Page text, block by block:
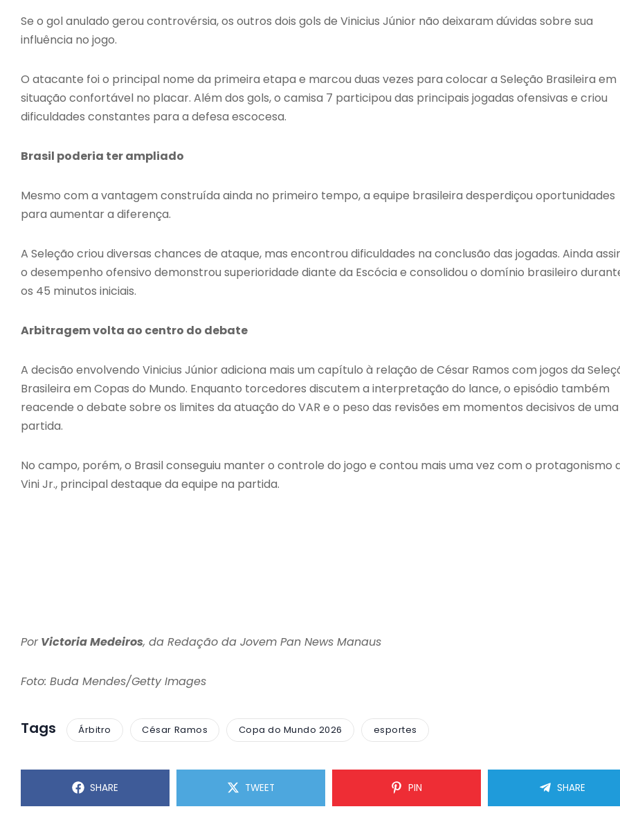
Se o gol anulado gerou controvérsia, os outros dois gols de Vinicius Júnior não deixaram dúvidas sobre sua
influência no jogo.
O atacante foi o principal nome da primeira etapa e marcou duas vezes para colocar a Seleção Brasileira em
situação confortável no placar. Além dos gols, o camisa 7 participou das principais jogadas ofensivas e criou
dificuldades constantes para a defesa escocesa.
Brasil poderia ter ampliado
Mesmo com a vantagem construída ainda no primeiro tempo, a equipe brasileira desperdiçou oportunidades
para aumentar a diferença.
A Seleção criou diversas chances de ataque, mas encontrou dificuldades na conclusão das jogadas. Ainda
o desempenho ofensivo demonstrou superioridade diante da Escócia e consolidou o domínio brasileiro
os 45 minutos iniciais.
Arbitragem volta ao centro do debate
A decisão envolvendo Vinicius Júnior adiciona mais um capítulo à relação de César Ramos com jogos da
Brasileira em Copas do Mundo. Enquanto torcedores discutem a interpretação do lance, o episódio também
reacende o debate sobre os limites da atuação do VAR e o peso das revisões em momentos decisivos de uma
partida.
No campo, porém, o Brasil conseguiu manter o controle do jogo e contou mais uma vez com o protagonismo
Vini Jr., principal destaque da equipe na partida.
PorVictoria Medeiros, da Redação da Jovem Pan News Manaus
Foto: Buda Mendes/Getty Images
Tags Árbitro César Ramos Copa do Mundo 2026 esportes
SHARE TWEET PIN SHARE